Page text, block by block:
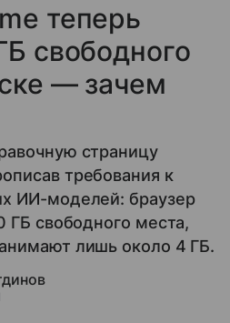
теперь
свободного
— зачем
страницу
требования к
ИИ-моделей: браузер
ГБ свободного места,
лишь около 4 ГБ.